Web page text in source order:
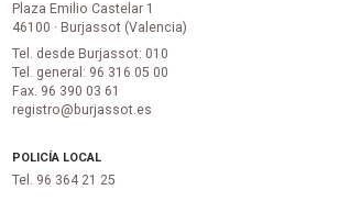
Plaza Emilio Castelar 1
46100 · Burjassot (Valencia)
Tel. desde Burjassot: 010
Tel. general: 96 316 05 00
Fax. 96 390 03 61
registro@burjassot.es
POLICÍA LOCAL
Tel. 96 364 21 25